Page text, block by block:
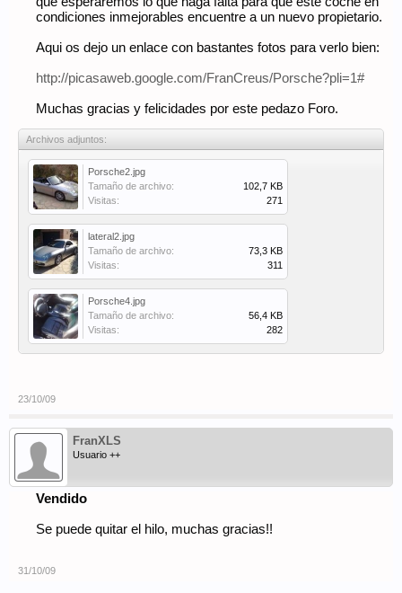
condiciones inmejorables encuentre a un nuevo propietario.
Aqui os dejo un enlace con bastantes fotos para verlo bien:
http://picasaweb.google.com/FranCreus/Porsche?pli=1#
Muchas gracias y felicidades por este pedazo Foro.
Archivos adjuntos:
Porsche2.jpg
Tamaño de archivo:
102,7 KB
Visitas:
271
lateral2.jpg
Tamaño de archivo:
73,3 KB
Visitas:
311
Porsche4.jpg
Tamaño de archivo:
56,4 KB
Visitas:
282
23/10/09
FranXLS
Usuario ++
Vendido
Se puede quitar el hilo, muchas gracias!!
31/10/09